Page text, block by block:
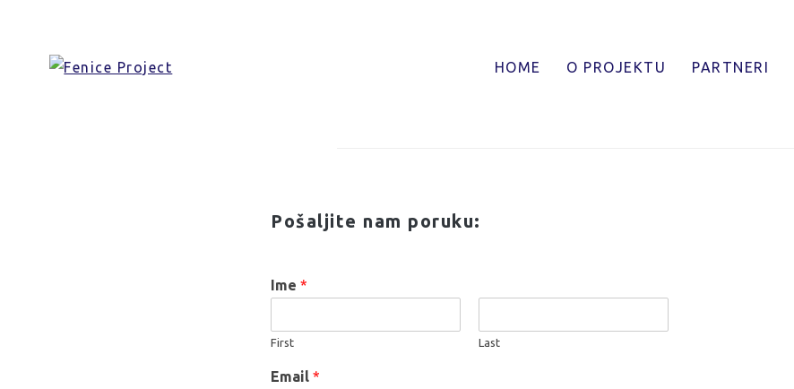
HOME O PROJEKTU PARTNERI
Pošaljite nam poruku:
Ime *
First Last
Email *